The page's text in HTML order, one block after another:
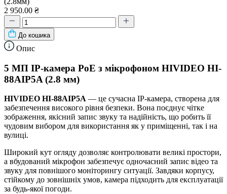
2 950.00 ₴
До кошика
Опис
5 МП IP-камера PoE з мікрофоном HIVIDEO HI-
88AIP5A (2.8 мм)
HIVIDEO HI-88AIP5A — це сучасна IP-камера, створена для
забезпечення високого рівня безпеки. Вона поєднує чітке
зображення, якісний запис звуку та надійність, що робить її
чудовим вибором для використання як у приміщенні, так і на
вулиці.
Широкий кут огляду дозволяє контролювати великі простори,
а вбудований мікрофон забезпечує одночасний запис відео та
звуку для повнішого моніторингу ситуації. Завдяки корпусу,
стійкому до зовнішніх умов, камера підходить для експлуатації
за будь-якої погоди.